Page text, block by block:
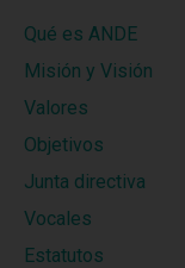
Qué es ANDE
Misión y Visión
Valores
Objetivos
Junta directiva
Vocales
Estatutos